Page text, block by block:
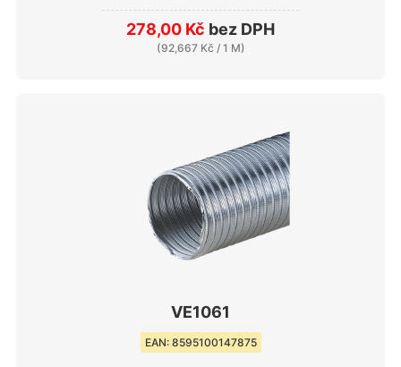
278,00 Kč bez DPH
(92,667 Kč / 1 M)
VE1061
EAN: 8595100147875